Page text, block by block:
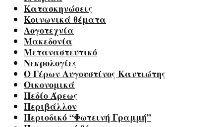
Κατασκηνώσεις
Κοινωνικά θέματα
Λογοτεχνία
Μακεδονία
Μεταναστευτικό
Νεκρολογίες
Ο Γέρων Αυγουστίνος Καντιώτης
Οικονομικά
Πεδίο Άρεως
Περιβάλλον
Περιοδικό “Φωτεινή Γραμμή”